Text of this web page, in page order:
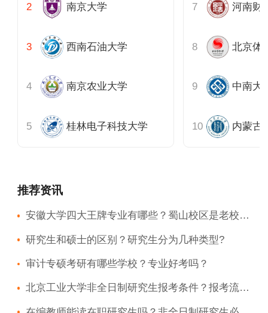
南京大学
西南石油大学
南京农业大学
桂林电子科技大学
北京体
内蒙古
推荐资讯
安徽大学四大王牌专业有哪些？蜀山校区是老校区吗？
研究生和硕士的区别？研究生分为几种类型?
审计专硕考研有哪些学校？专业好考吗？
北京工业大学非全日制研究生报考条件？报考流程？